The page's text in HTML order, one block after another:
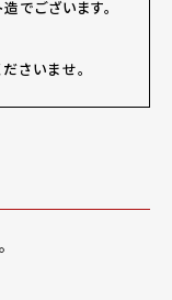
でございます。
さいませ。